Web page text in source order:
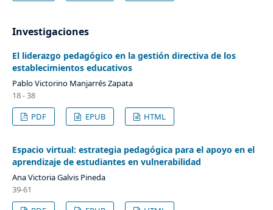
Investigaciones
El liderazgo pedagógico en la gestión directiva de los
establecimientos educativos
Pablo Victorino Manjarrés Zapata
18 - 38
PDF
EPUB HTML
Espacio virtual: estrategia pedagógica para el apoyo en el
aprendizaje de estudiantes en vulnerabilidad
Ana Victoria Galvis Pineda
39-61